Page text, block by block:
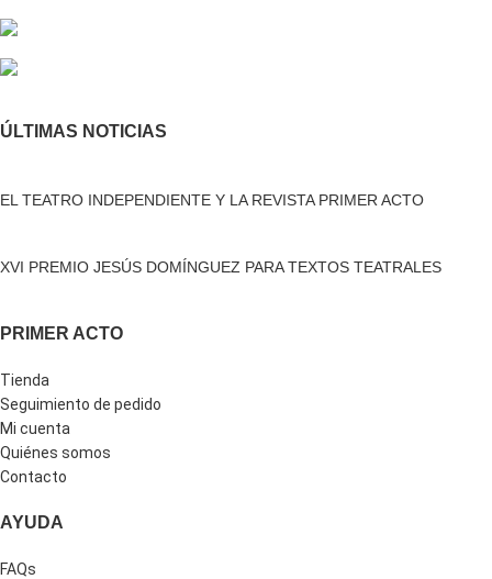
ÚLTIMAS NOTICIAS
EL TEATRO INDEPENDIENTE Y LA REVISTA PRIMER ACTO
XVI PREMIO JESÚS DOMÍNGUEZ PARA TEXTOS TEATRALES
PRIMER ACTO
Tienda
Seguimiento de pedido
Mi cuenta
Quiénes somos
Contacto
AYUDA
FAQs